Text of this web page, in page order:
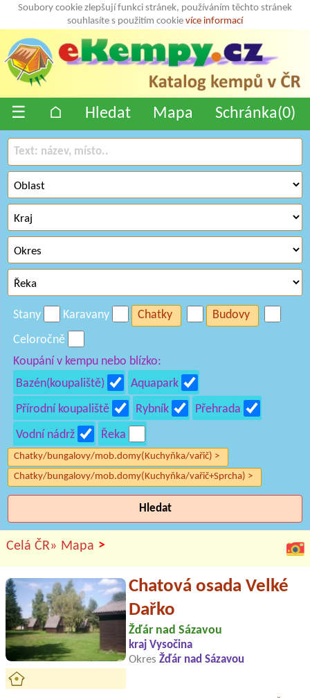
Soubory cookie zlepšují funkci stránek, používáním těchto stránek
souhlasíte s použitím cookie více informací
☰ ⌂ Hledat Mapa Schránka(0)
Stany Karavany Chatky
Budovy
Celoročně
Koupání v kempu nebo blízko:
Bazén(koupaliště)
Aquapark
Přírodní koupaliště
Rybník
Přehrada
Vodní nádrž
Řeka
Chatky/bungalovy/mob.domy(Kuchyňka/vařič) >
Chatky/bungalovy/mob.domy(Kuchyňka/vařič+Sprcha) >
Hledat
Celá ČR» Mapa >
Chatová osada Velké
Dařko
Žďár nad Sázavou
kraj Vysočina
Okres Žďár nad Sázavou